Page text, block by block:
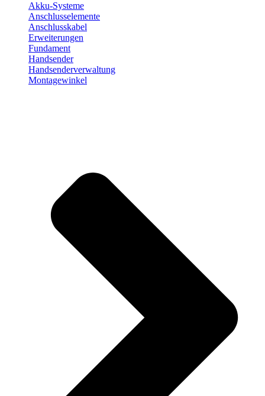
Akku-Systeme
Anschlusselemente
Anschlusskabel
Erweiterungen
Fundament
Handsender
Handsenderverwaltung
Montagewinkel